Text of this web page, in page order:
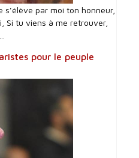
s’élève par moi ton honneur,
Si tu viens à me retrouver,
pour le peuple